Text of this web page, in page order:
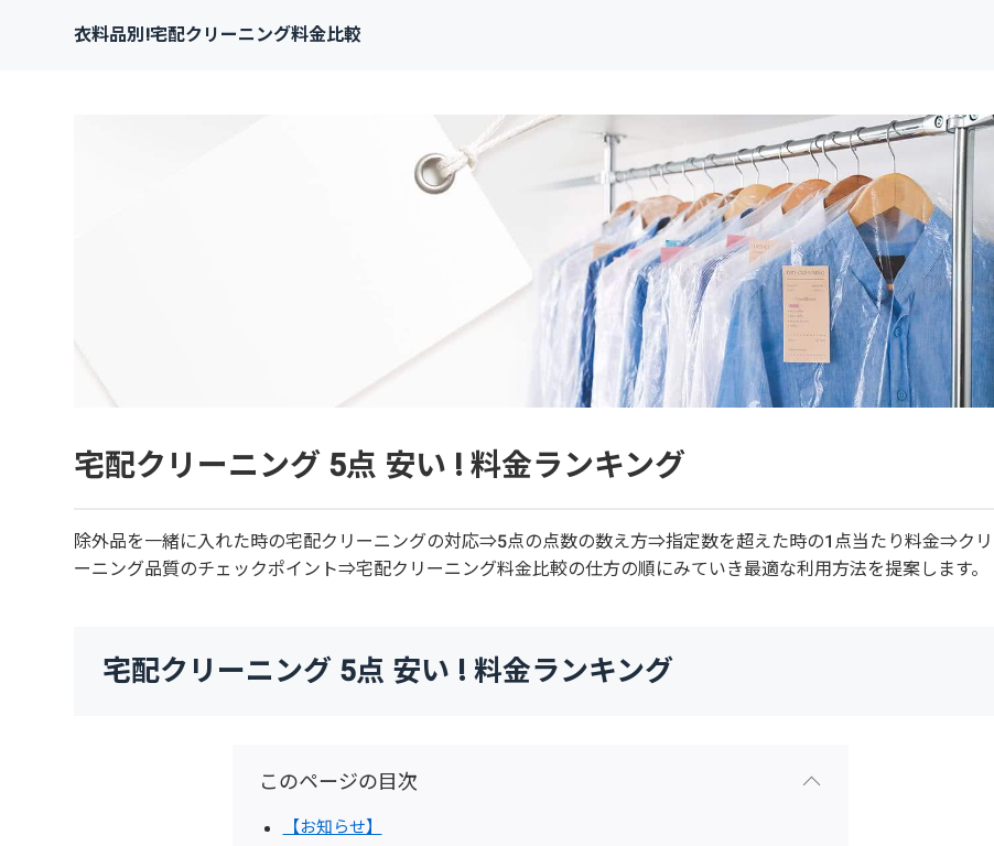
衣料品別!宅配クリーニング料金比較
宅配クリーニング 5点 安い ! 料金ランキング
除外品を一緒に入れた時の宅配クリーニングの対応⇒5点の点数の数え方⇒指定数を超えた時の1点当たり料金⇒クリ
ーニング品質のチェックポイント⇒宅配クリーニング料金比較の仕方の順にみていき最適な利用方法を提案します。
宅配クリーニング 5点 安い ! 料金ランキング
このページの目次
【お知らせ】